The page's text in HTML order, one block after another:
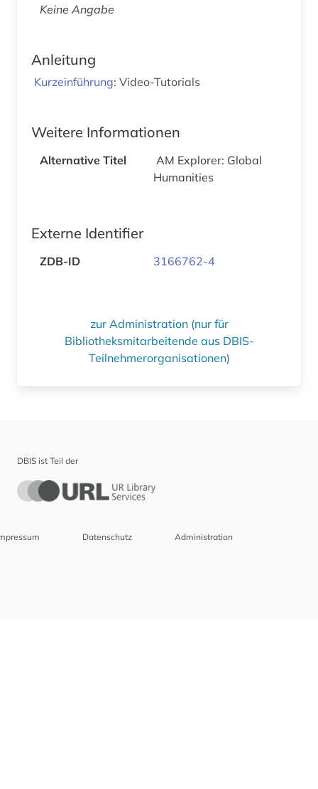
Keine Angabe
Anleitung
Kurzeinführung: Video-Tutorials
Weitere Informationen
Alternative Titel
AM Explorer: Global
Humanities
Externe Identifier
ZDB-ID 3166762-4
zur Administration (nur für
Bibliotheksmitarbeitende aus DBIS-
Teilnehmerorganisationen)
DBIS ist Teil der
Datenschutz Administration